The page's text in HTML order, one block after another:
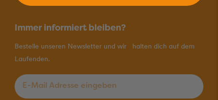
Immer informiert bleiben?
Bestelle unseren Newsletter und wir halten dich auf dem
Laufenden.
E-Mail Adresse eingeben